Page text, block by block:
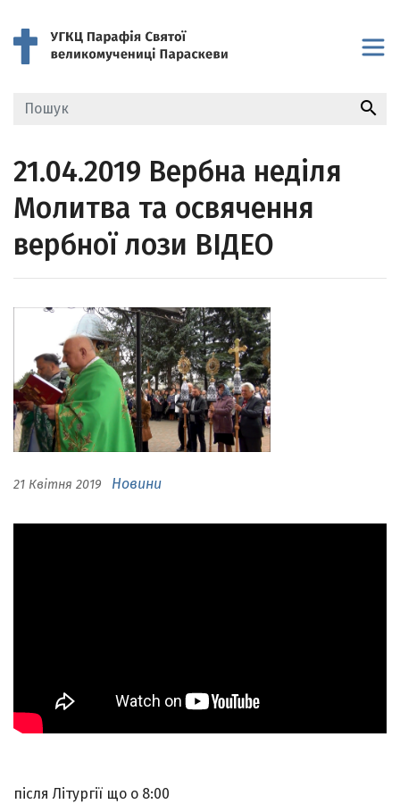
search
21.04.2019 Вербна неділя
Молитва та освячення
вербної лози ВІДЕО
21 Квітня 2019 Новини
після Літургії що о 8:00